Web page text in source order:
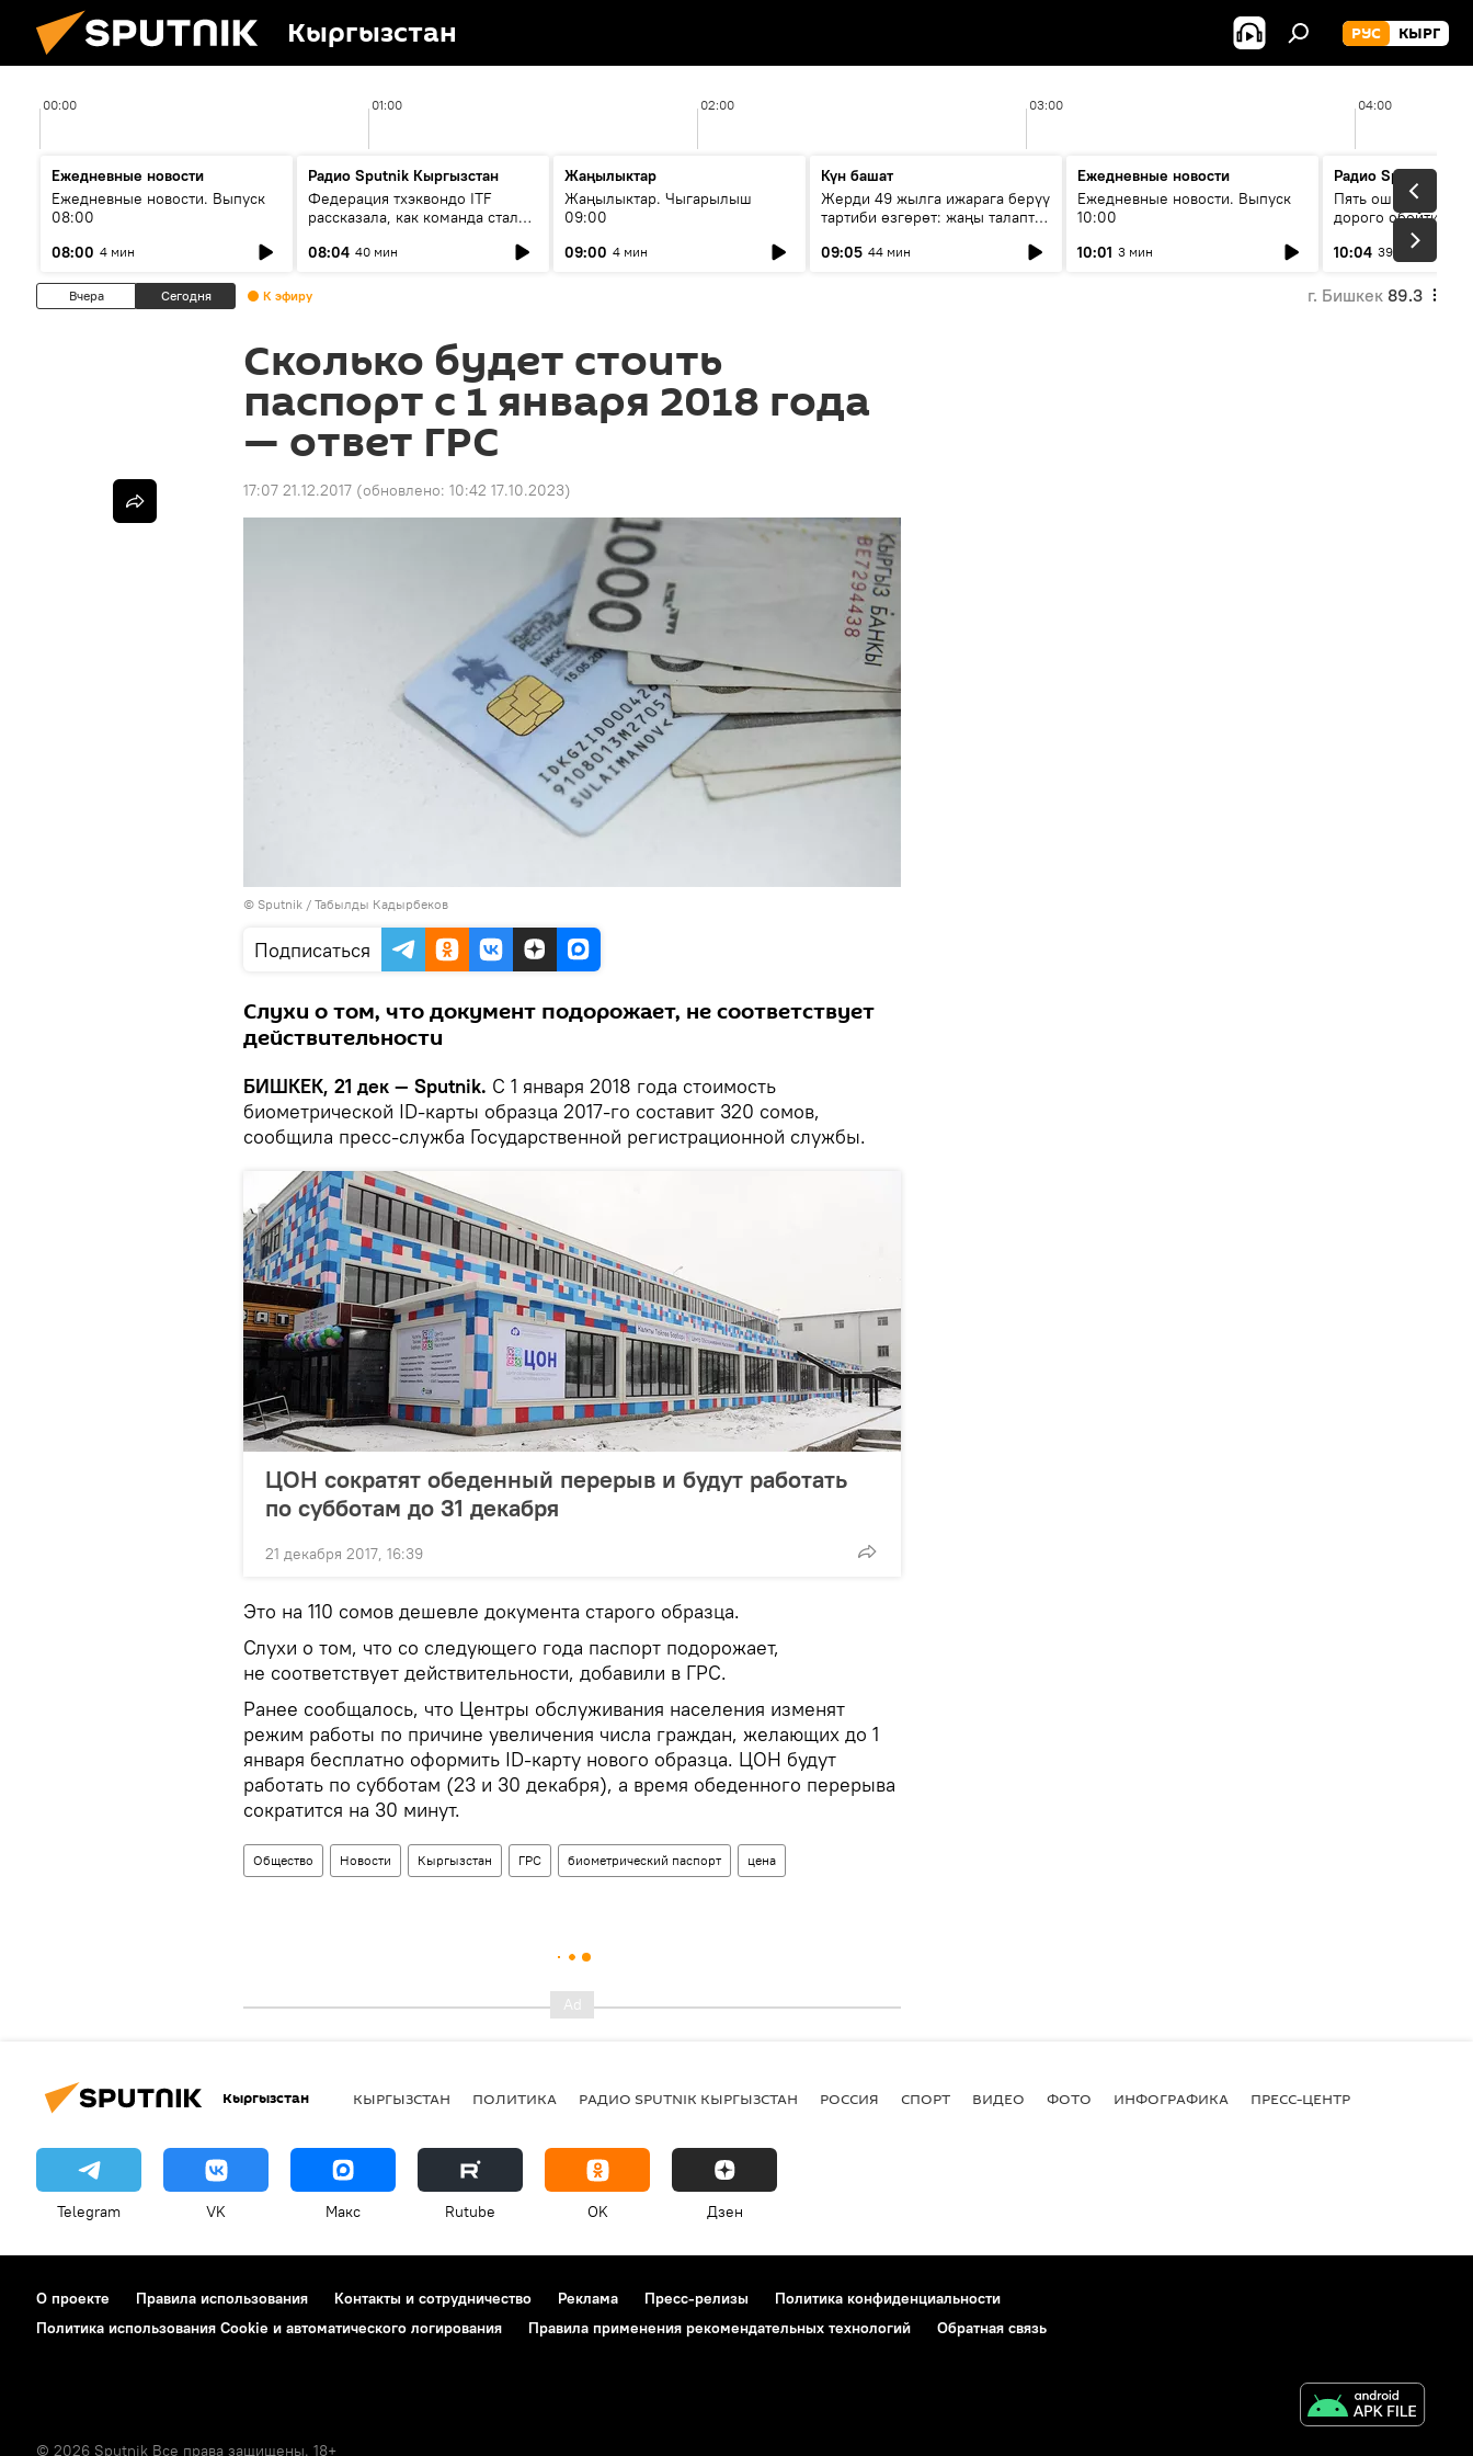
Кыргызстан РУС КЫРГ
00:00 01:00 02:00 03:00 04:00
Ежедневные новости
Ежедневные новости. Выпуск
08:00
08:00 4 мин
Радио Sputnik Кыргызстан
Федерация тхэквондо ITF
рассказала, как команда стала
08:04 40 мин
Жаңылыктар
Жаңылыктар. Чыгарылыш
09:00
09:00 4 мин
Күн башат
Жерди 49 жылга ижарага берүү
тартиби өзгөрөт: жаңы талаптар
09:05 44 мин
Ежедневные новости
Ежедневные новости. Выпуск
10:00
10:01 3 мин
Радио Sputnik
Пять ошибок
дорого обойтись
10:04 39 мин
Вчера Сегодня К эфиру г. Бишкек 89.3
Сколько будет стоить
паспорт с 1 января 2018 года
— ответ ГРС
17:07 21.12.2017 (обновлено: 10:42 17.10.2023)
© Sputnik / Табылды Кадырбеков
Подписаться
Слухи о том, что документ подорожает, не соответствует
действительности
БИШКЕК, 21 дек — Sputnik. С 1 января 2018 года стоимость
биометрической ID-карты образца 2017-го составит 320 сомов,
сообщила пресс-служба Государственной регистрационной службы.
ЦОН сократят обеденный перерыв и будут работать
по субботам до 31 декабря
21 декабря 2017, 16:39
Это на 110 сомов дешевле документа старого образца.
Слухи о том, что со следующего года паспорт подорожает,
не соответствует действительности, добавили в ГРС.
Ранее сообщалось, что Центры обслуживания населения изменят
режим работы по причине увеличения числа граждан, желающих до 1
января бесплатно оформить ID-карту нового образца. ЦОН будут
работать по субботам (23 и 30 декабря), а время обеденного перерыва
сократится на 30 минут.
Общество Новости Кыргызстан ГРС биометрический паспорт цена
Кыргызстан КЫРГЫЗСТАН ПОЛИТИКА РАДИО SPUTNIK КЫРГЫЗСТАН РОССИЯ СПОРТ ВИДЕО ФОТО ИНФОГРАФИКА ПРЕСС-ЦЕНТР
Telegram VK Макс Rutube OK Дзен
О проекте Правила использования Контакты и сотрудничество Реклама Пресс-релизы
Политика конфиденциальности
Политика использования Cookie и автоматического логирования
Правила применения рекомендательных технологий Обратная связь
© 2026 Sputnik Все права защищены. 18+